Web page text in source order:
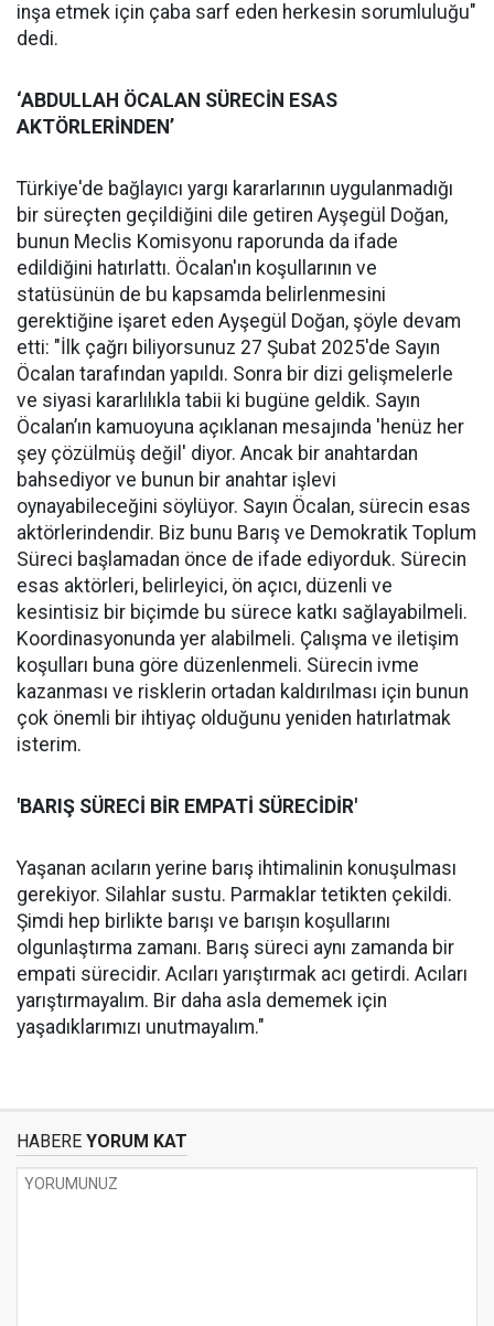
inşa etmek için çaba sarf eden herkesin sorumluluğu"
dedi.
‘ABDULLAH ÖCALAN SÜRECİN ESAS
AKTÖRLERİNDEN’
Türkiye'de bağlayıcı yargı kararlarının uygulanmadığı
bir süreçten geçildiğini dile getiren Ayşegül Doğan,
bunun Meclis Komisyonu raporunda da ifade
edildiğini hatırlattı. Öcalan'ın koşullarının ve
statüsünün de bu kapsamda belirlenmesini
gerektiğine işaret eden Ayşegül Doğan, şöyle devam
etti: "İlk çağrı biliyorsunuz 27 Şubat 2025'de Sayın
Öcalan tarafından yapıldı. Sonra bir dizi gelişmelerle
ve siyasi kararlılıkla tabii ki bugüne geldik. Sayın
Öcalan’ın kamuoyuna açıklanan mesajında 'henüz her
şey çözülmüş değil' diyor. Ancak bir anahtardan
bahsediyor ve bunun bir anahtar işlevi
oynayabileceğini söylüyor. Sayın Öcalan, sürecin esas
aktörlerindendir. Biz bunu Barış ve Demokratik Toplum
Süreci başlamadan önce de ifade ediyorduk. Sürecin
esas aktörleri, belirleyici, ön açıcı, düzenli ve
kesintisiz bir biçimde bu sürece katkı sağlayabilmeli.
Koordinasyonunda yer alabilmeli. Çalışma ve iletişim
koşulları buna göre düzenlenmeli. Sürecin ivme
kazanması ve risklerin ortadan kaldırılması için bunun
çok önemli bir ihtiyaç olduğunu yeniden hatırlatmak
isterim.
'BARIŞ SÜRECİ BİR EMPATİ SÜRECİDİR'
Yaşanan acıların yerine barış ihtimalinin konuşulması
gerekiyor. Silahlar sustu. Parmaklar tetikten çekildi.
Şimdi hep birlikte barışı ve barışın koşullarını
olgunlaştırma zamanı. Barış süreci aynı zamanda bir
empati sürecidir. Acıları yarıştırmak acı getirdi. Acıları
yarıştırmayalım. Bir daha asla dememek için
yaşadıklarımızı unutmayalım."
HABERE YORUM KAT